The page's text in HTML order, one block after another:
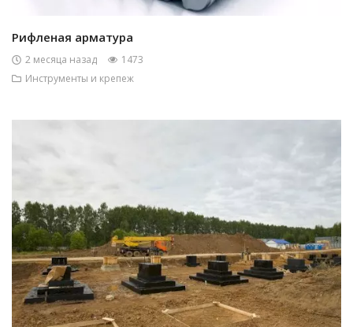
Рифленая арматура
2 месяца назад
1473
Инструменты и крепеж